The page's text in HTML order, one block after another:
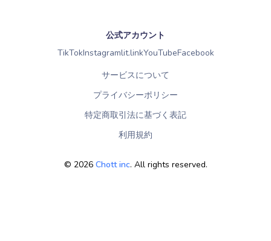
公式アカウント
TikTokInstagramlit.linkYouTubeFacebook
サービスについて
プライバシーポリシー
特定商取引法に基づく表記
利用規約
© 2026 Chott inc. All rights reserved.